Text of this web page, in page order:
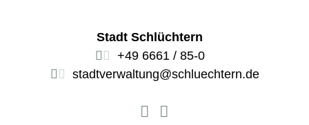
Stadt Schlüchtern
+49 6661 / 85-0
stadtverwaltung@schluechtern.de